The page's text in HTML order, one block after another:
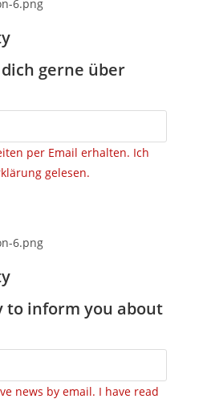
gerne über
per Email erhalten. Ich
gelesen.
to inform you about
news by email. I have read